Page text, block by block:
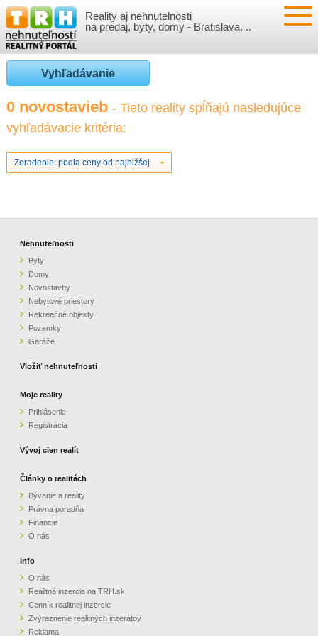
Reality aj nehnutelnosti
na predaj, byty, domy - Bratislava, ..
NEHNUTEĽNOSTI
BYTY
NOVOSTAVBY
NEBYTOVÉ PRIESTORY
GARÁŽE
VLOŽIŤ NEHNUTEĽNOSTI
PRIHLÁSENIE
REGISTRÁCIA
VÝVOJ CIEN REALÍT
ČLÁNKY O REALITÁCH
O NÁS
CENNÍK REALITNEJ INZERCIE
ZVÝRAZNENIE REALITNÝCH INZERÁTOV
PARTNERI
OBCHODNÉ PODMIENKY
KONTAKT
Vyhľadávanie
0 novostavieb - Tieto reality spĺňajú nasledujúce
vyhľadávacie kritéria:
Zoradenie: podla ceny od najnižšej
Nehnuteľnosti
Byty
Domy
Novostavby
Nebytové priestory
Rekreačné objekty
Pozemky
Garáže
Vložiť nehnuteľnosti
Moje reality
Prihlásenie
Registrácia
Vývoj cien realít
Články o realitách
Bývanie a reality
Právna poradňa
Financie
O nás
Info
O nás
Realitná inzercia na TRH.sk
Cenník realitnej inzercie
Zvýraznenie realitných inzerátov
Reklama